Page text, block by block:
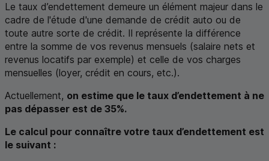
Le taux d’endettement demeure un élément majeur dans le
cadre de l'étude d'une demande de crédit auto ou de
toute autre sorte de crédit. Il représente la différence
entre la somme de vos revenus mensuels (salaire nets et
revenus locatifs par exemple) et celle de vos charges
mensuelles (loyer, crédit en cours, etc.).
Actuellement, on estime que le taux d’endettement à ne
pas dépasser est de 35%.
Le calcul pour connaître votre taux d’endettement est
le suivant :